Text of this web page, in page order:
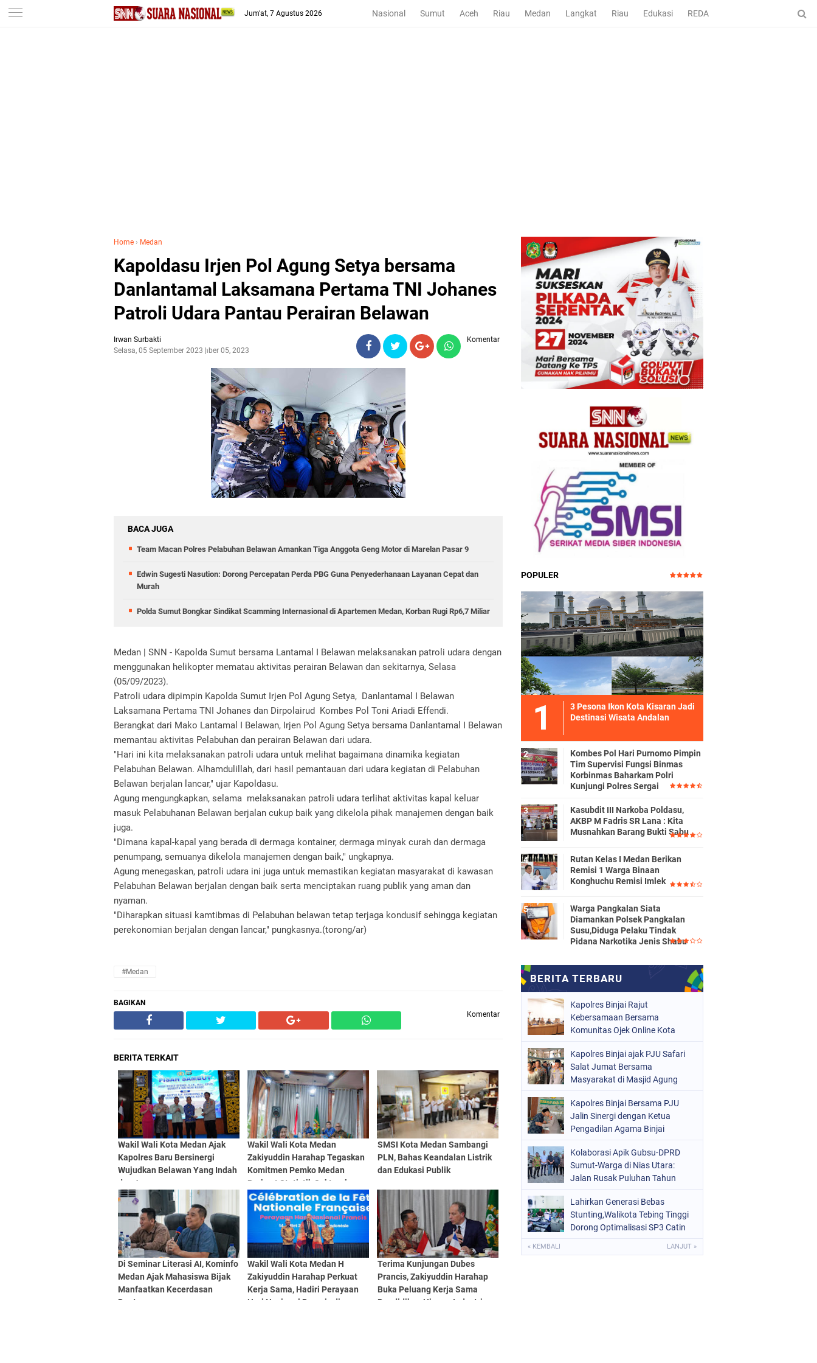
-->
Jum'at, 7 Agustus 2026 Nasional Sumut Aceh Riau Medan Langkat Riau Edukasi REDAKSI
Home › Medan
Kapoldasu Irjen Pol Agung Setya bersama
Danlantamal Laksamana Pertama TNI Johanes
Patroli Udara Pantau Perairan Belawan
Irwan Surbakti
Selasa, 05 September 2023September 05, 2023
Komentar
BACA JUGA
Team Macan Polres Pelabuhan Belawan Amankan Tiga Anggota Geng Motor di Marelan Pasar 9
Edwin Sugesti Nasution: Dorong Percepatan Perda PBG Guna Penyederhanaan Layanan Cepat dan
Murah
Polda Sumut Bongkar Sindikat Scamming Internasional di Apartemen Medan, Korban Rugi Rp6,7 Miliar
Medan | SNN - Kapolda Sumut bersama Lantamal I Belawan melaksanakan patroli udara dengan
menggunakan helikopter mematau aktivitas perairan Belawan dan sekitarnya, Selasa
(05/09/2023).
Patroli udara dipimpin Kapolda Sumut Irjen Pol Agung Setya, Danlantamal I Belawan
Laksamana Pertama TNI Johanes dan Dirpolairud Kombes Pol Toni Ariadi Effendi.
Berangkat dari Mako Lantamal I Belawan, Irjen Pol Agung Setya bersama Danlantamal I Belawan
memantau aktivitas Pelabuhan dan perairan Belawan dari udara.
"Hari ini kita melaksanakan patroli udara untuk melihat bagaimana dinamika kegiatan
Pelabuhan Belawan. Alhamdulillah, dari hasil pemantauan dari udara kegiatan di Pelabuhan
Belawan berjalan lancar," ujar Kapoldasu.
Agung mengungkapkan, selama melaksanakan patroli udara terlihat aktivitas kapal keluar
masuk Pelabuhanan Belawan berjalan cukup baik yang dikelola pihak manajemen dengan baik
juga.
"Dimana kapal-kapal yang berada di dermaga kontainer, dermaga minyak curah dan dermaga
penumpang, semuanya dikelola manajemen dengan baik," ungkapnya.
Agung menegaskan, patroli udara ini juga untuk memastikan kegiatan masyarakat di kawasan
Pelabuhan Belawan berjalan dengan baik serta menciptakan ruang publik yang aman dan
nyaman.
"Diharapkan situasi kamtibmas di Pelabuhan belawan tetap terjaga kondusif sehingga kegiatan
perekonomian berjalan dengan lancar," pungkasnya.(torong/ar)
#Medan
BAGIKAN
Komentar
BERITA TERKAIT
Wakil Wali Kota Medan Ajak
Kapolres Baru Bersinergi
Wujudkan Belawan Yang Indah
dan Aman
Wakil Wali Kota Medan
Zakiyuddin Harahap Tegaskan
Komitmen Pemko Medan
Perkuat Statistik Sektoral
Lewat EPSS
SMSI Kota Medan Sambangi
PLN, Bahas Keandalan Listrik
dan Edukasi Publik
Di Seminar Literasi AI, Kominfo
Medan Ajak Mahasiswa Bijak
Manfaatkan Kecerdasan
Buatan
Wakil Wali Kota Medan H
Zakiyuddin Harahap Perkuat
Kerja Sama, Hadiri Perayaan
Hari Nasional Prancis di
Terima Kunjungan Dubes
Prancis, Zakiyuddin Harahap
Buka Peluang Kerja Sama
Pendidikan Hingga Industri
POPULER
3 Pesona Ikon Kota Kisaran Jadi
Destinasi Wisata Andalan
Kombes Pol Hari Purnomo Pimpin
Tim Supervisi Fungsi Binmas
Korbinmas Baharkam Polri
Kunjungi Polres Sergai
Kasubdit III Narkoba Poldasu,
AKBP M Fadris SR Lana : Kita
Musnahkan Barang Bukti Sabu
Rutan Kelas I Medan Berikan
Remisi 1 Warga Binaan
Konghuchu Remisi Imlek
Warga Pangkalan Siata
Diamankan Polsek Pangkalan
Susu,Diduga Pelaku Tindak
Pidana Narkotika Jenis Shabu
Kapolres Binjai Rajut
Kebersamaan Bersama
Komunitas Ojek Online Kota
Kapolres Binjai ajak PJU Safari
Salat Jumat Bersama
Masyarakat di Masjid Agung
Kapolres Binjai Bersama PJU
Jalin Sinergi dengan Ketua
Pengadilan Agama Binjai
Kolaborasi Apik Gubsu-DPRD
Sumut-Warga di Nias Utara:
Jalan Rusak Puluhan Tahun
Lahirkan Generasi Bebas
Stunting,Walikota Tebing Tinggi
Dorong Optimalisasi SP3 Catin
« KEMBALI LANJUT »